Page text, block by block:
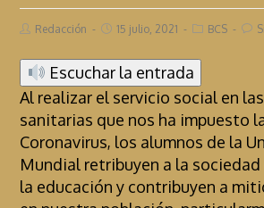
Redacción 15 julio, 2021 BCS
Escuchar la entrada
Al realizar el servicio social en
sanitarias que nos ha impuesto
Coronavirus, los alumnos de la
Mundial retribuyen a la
la educación y contribuyen a